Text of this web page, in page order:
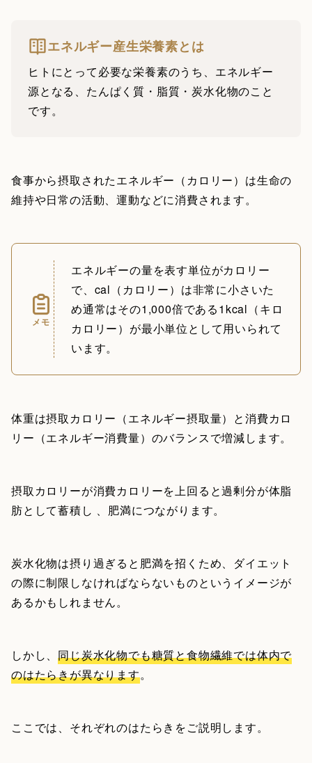
エネルギー産生栄養素とは
ヒトにとって必要な栄養素のうち、エネルギー
源となる、たんぱく質・脂質・炭水化物のこと
です。
食事から摂取されたエネルギー（カロリー）は生命の
維持や日常の活動、運動などに消費されます。
メモ
エネルギーの量を表す単位がカロリー
で、cal（カロリー）は非常に小さいた
め通常はその1,000倍である1kcal（キロ
カロリー）が最小単位として用いられて
います。
体重は摂取カロリー（エネルギー摂取量）と消費カロ
リー（エネルギー消費量）のバランスで増減します。
摂取カロリーが消費カロリーを上回ると過剰分が体脂
肪として蓄積し 、肥満につながります。
炭水化物は摂り過ぎると肥満を招くため、ダイエット
の際に制限しなければならないものというイメージが
あるかもしれません。
しかし、同じ炭水化物でも糖質と食物繊維では体内で
のはたらきが異なります。
ここでは、それぞれのはたらきをご説明します。